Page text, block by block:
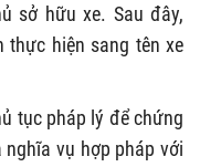
sở hữu xe. Sau đây,
thực hiện sang tên xe
tục pháp lý để chứng
vụ hợp pháp với